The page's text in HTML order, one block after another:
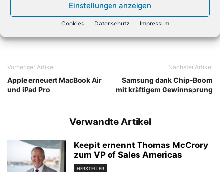
Einstellungen anzeigen
Cookies Datenschutz Impressum
Vorheriger Artikel
Apple erneuert MacBook Air
und iPad Pro
Nächster Artikel
Samsung dank Chip-Boom
mit kräftigem Gewinnsprung
Verwandte Artikel
Keepit ernennt Thomas McCrory
zum VP of Sales Americas
HERSTELLER